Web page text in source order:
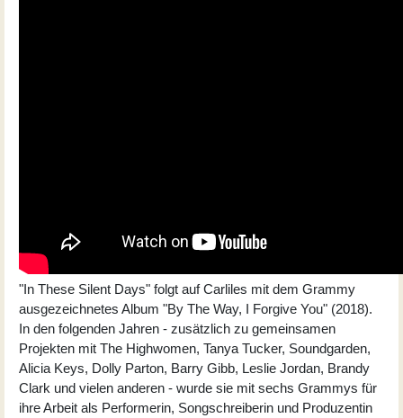
"In These Silent Days" folgt auf Carliles mit dem Grammy
ausgezeichnetes Album "By The Way, I Forgive You" (2018).
In den folgenden Jahren - zusätzlich zu gemeinsamen
Projekten mit The Highwomen, Tanya Tucker, Soundgarden,
Alicia Keys, Dolly Parton, Barry Gibb, Leslie Jordan, Brandy
Clark und vielen anderen - wurde sie mit sechs Grammys für
ihre Arbeit als Performerin, Songschreiberin und Produzentin